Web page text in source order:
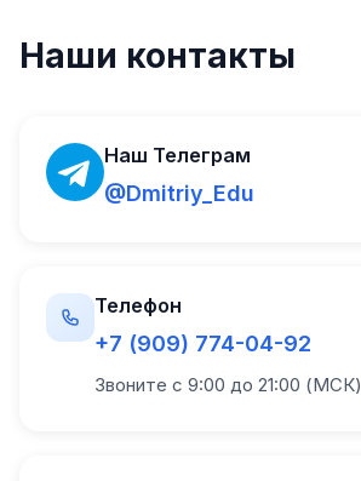
Наши контакты
Наш Телеграм
@Dmitriy_Edu
Телефон
+7 (909) 774-04-92
Звоните с 9:00 до 21:00 (МСК)